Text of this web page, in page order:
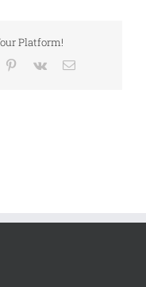
Platform!
Pinterest
Vk Email